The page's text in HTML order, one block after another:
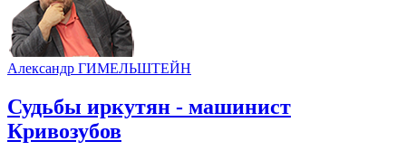
Александр ГИМЕЛЬШТЕЙН
Судьбы иркутян - машинист
Кривозубов